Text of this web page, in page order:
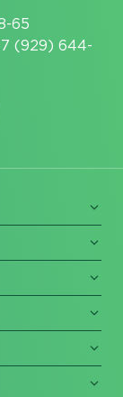
65
(929) 644-